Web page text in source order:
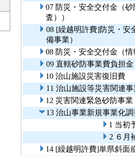
07 防災・安全交付金（
査））
08 [繰越明許費]防災・安
備事業）
08 防災・安全交付金（情
09 直轄砂防事業費負担金
10 治山施設災害復旧費
11 治山施設等災害関連
12 災害関連緊急砂防事業
13 治山事業新規事業化
1 当初
2 ６月
14 [繰越明許費]単県斜面